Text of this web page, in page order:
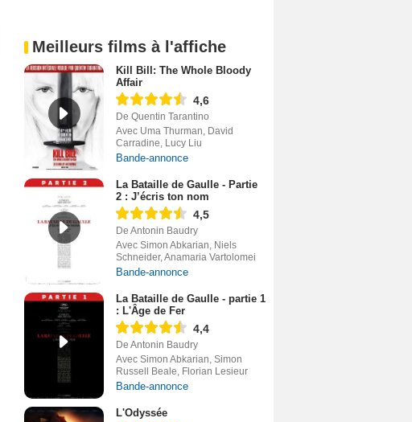
Meilleurs films à l'affiche
Kill Bill: The Whole Bloody
Affair
4,6
De Quentin Tarantino
Avec Uma Thurman, David
Carradine, Lucy Liu
Bande-annonce
La Bataille de Gaulle - Partie
2 : J’écris ton nom
4,5
De Antonin Baudry
Avec Simon Abkarian, Niels
Schneider, Anamaria Vartolomei
Bande-annonce
La Bataille de Gaulle - partie 1
: L'Âge de Fer
4,4
De Antonin Baudry
Avec Simon Abkarian, Simon
Russell Beale, Florian Lesieur
Bande-annonce
L'Odyssée